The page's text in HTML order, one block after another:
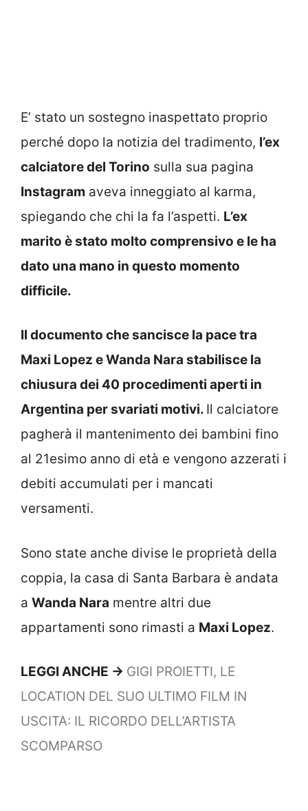
E’ stato un sostegno inaspettato proprio
perché dopo la notizia del tradimento, l’ex
calciatore del Torino sulla sua pagina
Instagram aveva inneggiato al karma,
spiegando che chi la fa l’aspetti. L’ex
marito è stato molto comprensivo e le ha
dato una mano in questo momento
difficile.
Il documento che sancisce la pace tra
Maxi Lopez e Wanda Nara stabilisce la
chiusura dei 40 procedimenti aperti in
Argentina per svariati motivi. Il calciatore
pagherà il mantenimento dei bambini fino
al 21esimo anno di età e vengono azzerati i
debiti accumulati per i mancati
versamenti.
Sono state anche divise le proprietà della
coppia, la casa di Santa Barbara è andata
a Wanda Nara mentre altri due
appartamenti sono rimasti a Maxi Lopez.
LEGGI ANCHE -> GIGI PROIETTI, LE
LOCATION DEL SUO ULTIMO FILM IN
USCITA: IL RICORDO DELL’ARTISTA
SCOMPARSO